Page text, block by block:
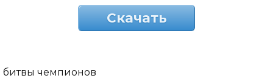
Скачать
битвы чемпионов